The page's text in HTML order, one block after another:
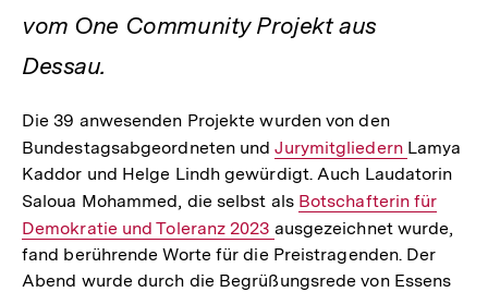
vom One Community Projekt aus
Dessau.
Die 39 anwesenden Projekte wurden von den
Bundestagsabgeordneten undInterner
Link:
Jurymitgliedern Lamya
Kaddor und Helge Lindh gewürdigt. Auch Laudatorin
Saloua Mohammed, die selbst als Interner
Link:
Botschafterin für
Demokratie und Toleranz 2023 ausgezeichnet wurde,
fand berührende Worte für die Preistragenden. Der
Abend wurde durch die Begrüßungsrede von Essens